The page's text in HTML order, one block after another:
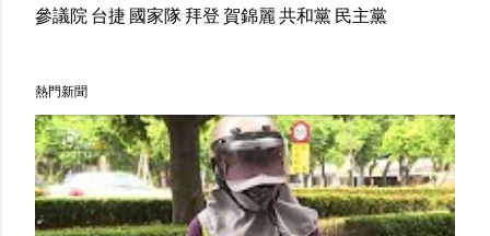
參議院台捷 國家隊拜登賀錦麗共和黨民主黨
熱門新聞